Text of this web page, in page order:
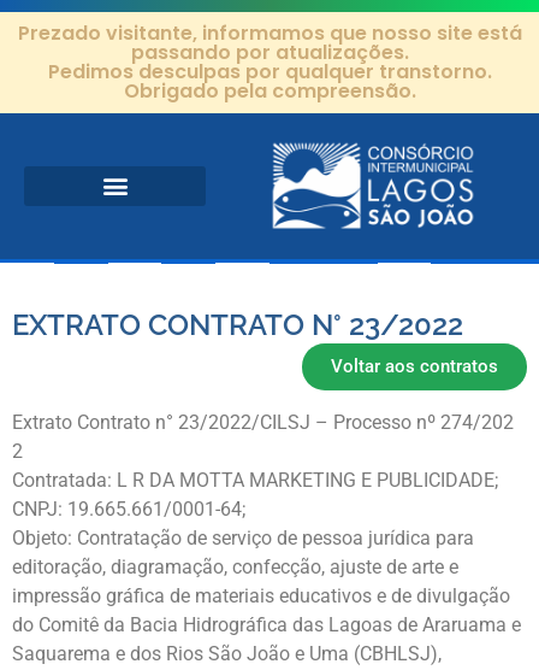
Prezado visitante, informamos que nosso site está
passando por atualizações.
Pedimos desculpas por qualquer transtorno.
Obrigado pela compreensão.
EXTRATO CONTRATO N° 23/2022
Voltar aos contratos
Extrato Contrato n° 23/2022/CILSJ – Processo nº 274/202
2
Contratada: L R DA MOTTA MARKETING E PUBLICIDADE;
CNPJ: 19.665.661/0001-64;
Objeto: Contratação de serviço de pessoa jurídica para
editoração, diagramação, confecção, ajuste de arte e
impressão gráfica de materiais educativos e de divulgação
do Comitê da Bacia Hidrográfica das Lagoas de Araruama e
Saquarema e dos Rios São João e Uma (CBHLSJ),